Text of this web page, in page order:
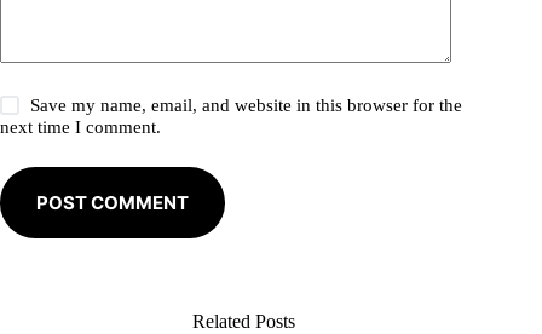
Save my name, email, and website in this browser for the
next time I comment.
POST COMMENT
Related Posts